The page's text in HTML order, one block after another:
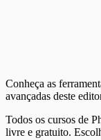
Conheça as
avançadas deste
Todos os cursos de
livre e gratuito.